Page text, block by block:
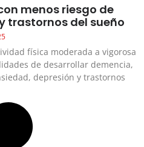
menos riesgo de
trastornos del sueño
física moderada a vigorosa
de desarrollar demencia,
depresión y trastornos